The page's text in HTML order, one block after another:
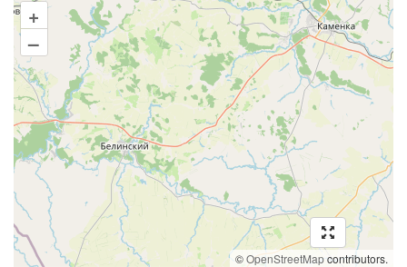
+
–
©OpenStreetMapcontributors.